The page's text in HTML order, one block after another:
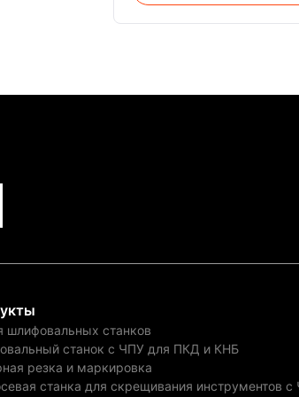
laser beam focused into
шлифовальных станков
станок с ЧПУ для ПКД и КНБ
резка и маркировка
станка для скрещивания инструментов с